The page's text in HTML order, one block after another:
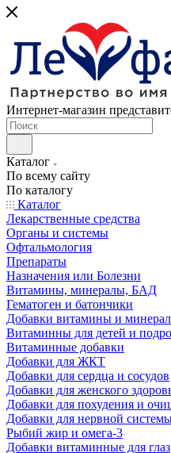
Интернет-магазин
Каталог
По всему сайту
По каталогу
Каталог
Лекарственные средства
Органы и системы
Офтальмология
Препараты
Назначения или Болезни
Витамины, минералы, БАД
Гематоген и батончики
Добавки витамины и
Витаминны для детей и
Витаминные добавки
Добавки для ЖКТ
Добавки для сердца и сосудов
Добавки для женского
Добавки для похудения и
Добавки для нервной
Рыбий жир и омега-3
Добавки витаминные для глаз